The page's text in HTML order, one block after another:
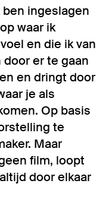
ingeslagen
waar ik
en die ik van
er te gaan
en dringt door
je als
Op basis
te
Maar
film, loopt
door elkaar